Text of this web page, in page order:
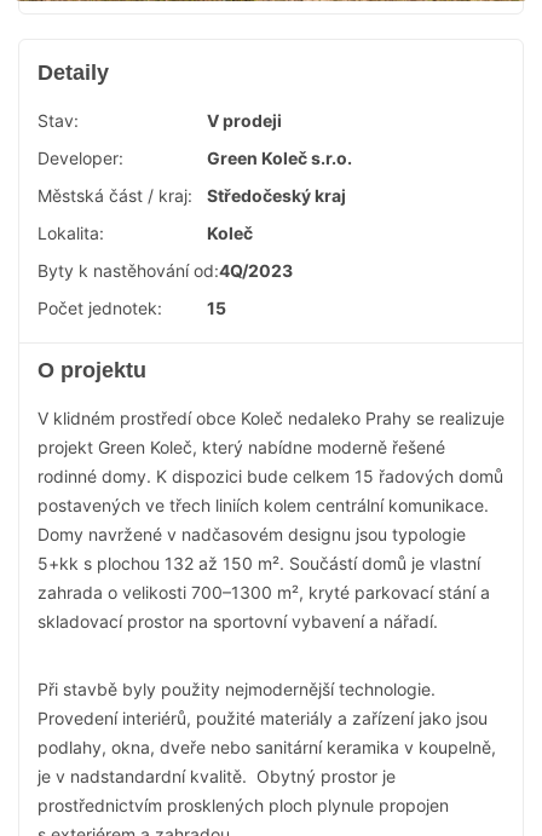
Detaily
Stav:
V prodeji
Developer:
Green Koleč s.r.o.
Městská část / kraj:
Středočeský kraj
Lokalita:
Koleč
Byty k nastěhování od:4Q/2023
Počet jednotek:
15
O projektu
V klidném prostředí obce Koleč nedaleko Prahy se realizuje
projekt Green Koleč, který nabídne moderně řešené
rodinné domy. K dispozici bude celkem 15 řadových domů
postavených ve třech liniích kolem centrální komunikace.
Domy navržené v nadčasovém designu jsou typologie
5+kk s plochou 132 až 150 m². Součástí domů je vlastní
zahrada o velikosti 700–1300 m², kryté parkovací stání a
skladovací prostor na sportovní vybavení a nářadí.
Při stavbě byly použity nejmodernější technologie.
Provedení interiérů, použité materiály a zařízení jako jsou
podlahy, okna, dveře nebo sanitární keramika v koupelně,
je v nadstandardní kvalitě. Obytný prostor je
prostřednictvím prosklených ploch plynule propojen